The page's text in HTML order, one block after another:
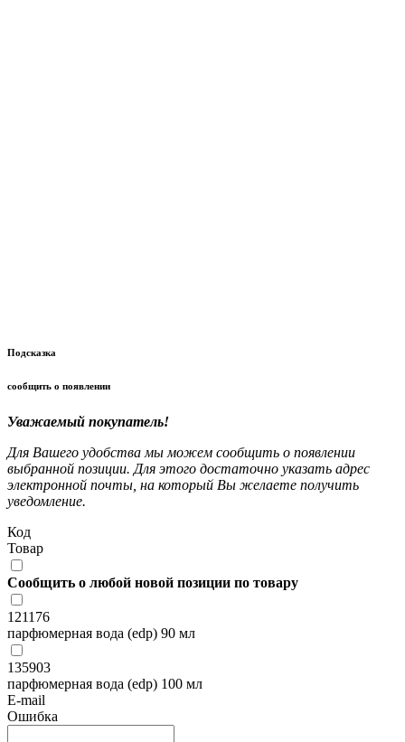
Подсказка
сообщить о появлении
Уважаемый покупатель!
Для Вашего удобства мы можем сообщить о появлении
выбранной позиции. Для этого достаточно указать адрес
электронной почты, на который Вы желаете получить
уведомление.
Код
Товар
Сообщить о любой новой позиции по товару
121176
парфюмерная вода (edp) 90 мл
135903
парфюмерная вода (edp) 100 мл
E-mail
Ошибка